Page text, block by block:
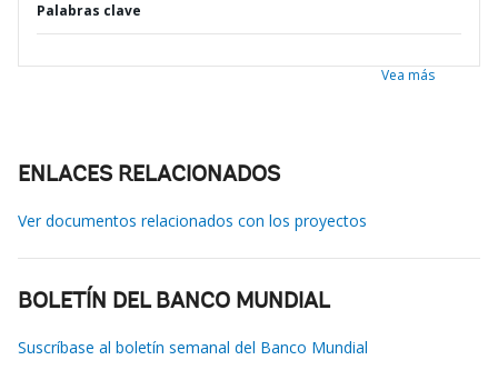
Palabras clave
Vea más
ENLACES RELACIONADOS
Ver documentos relacionados con los proyectos
BOLETÍN DEL BANCO MUNDIAL
Suscríbase al boletín semanal del Banco Mundial